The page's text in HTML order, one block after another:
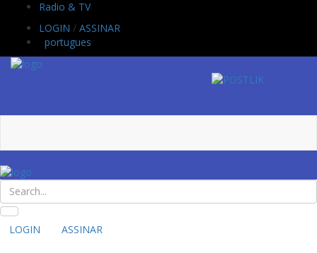
Radio & TV
LOGIN / ASSINAR
portugues
LOGIN ASSINAR